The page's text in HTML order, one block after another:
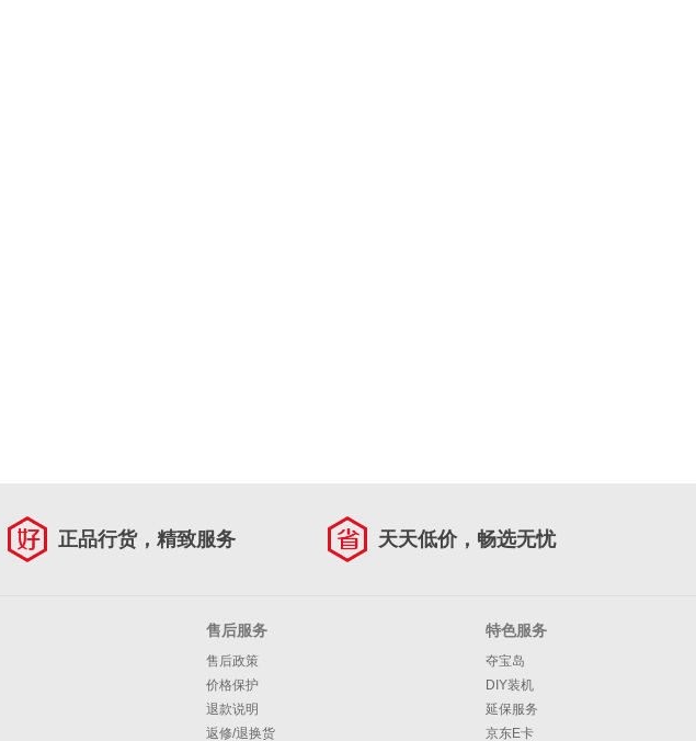
正品行货，精致服务 天天低价，畅选无忧
售后服务
售后政策
价格保护
退款说明
返修/退换货
特色服务
夺宝岛
DIY装机
延保服务
京东E卡